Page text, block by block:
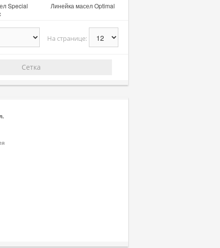
Special
Линейка масел Optimal
На странице:
Сетка